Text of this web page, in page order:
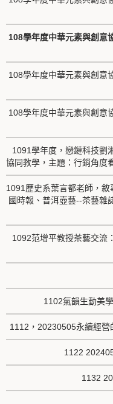
108學年度中華元素與創意
108學年度中華元素與創意
108學年度中華元素與創意
1091學年度，戀鏈科技劉
協同教學，主題：行銷角度
1091歷史系葉言都老師，
國時報、普洱壺藝--茶藝雜
1092范增平教授茶藝交流
1102氣韻生動美
1112，20230505永續經
1122
1132